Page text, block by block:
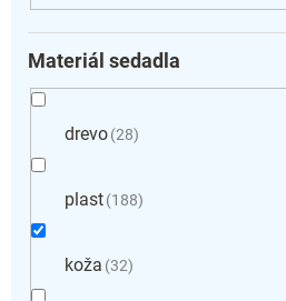
Materiál sedadla
drevo 28
plast 188
koža 32